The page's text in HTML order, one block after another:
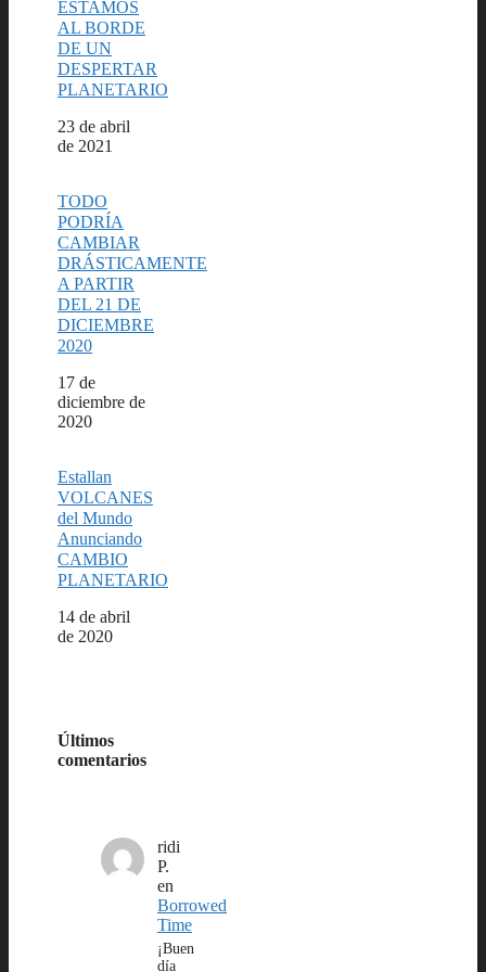
ESTAMOS
AL BORDE
DE UN
DESPERTAR
PLANETARIO
Fecha
23 de abril
de 2021
TODO
PODRÍA
CAMBIAR
DRÁSTICAMENTE
A PARTIR
DEL 21 DE
DICIEMBRE
2020
Fecha
17 de
diciembre de
2020
Estallan
VOLCANES
del Mundo
Anunciando
CAMBIO
PLANETARIO
Fecha
14 de abril
de 2020
Últimos
comentarios
ridi
P.
en
Borrowed
Time
¡Buen
día